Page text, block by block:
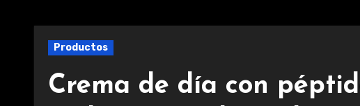
Productos
Crema de día con